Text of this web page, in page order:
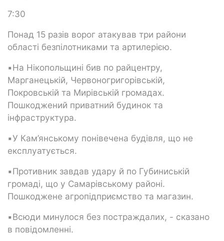
7:30
Понад 15 разів ворог атакував три райони
області безпілотниками та артилерією.
▪️На Нікопольщині бив по райцентру,
Марганецькій, Червоногригорівській,
Покровській та Мирівській громадах.
Пошкоджений приватний будинок та
інфраструктура.
▪️У Кам’янському понівечена будівля, що не
експлуатується.
▪️Противник завдав удару й по Губиниській
громаді, що у Самарівському районі.
Пошкоджене агропідприємство та магазин.
▪️Всюди минулося без постраждалих, - сказано
в повідомленні.